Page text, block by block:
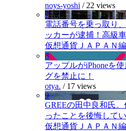
noys-yoshi / 22 views
7
電話番号を乗っ取り
ッカーが逮捕！高級
仮想通貨ＪＡＰＡＮ
8
アップルがiPhoneを
グを禁止に！
otya. / 17 views
9
GREEの田中良和氏
ったことを後悔してい
仮想通貨ＪＡＰＡＮ